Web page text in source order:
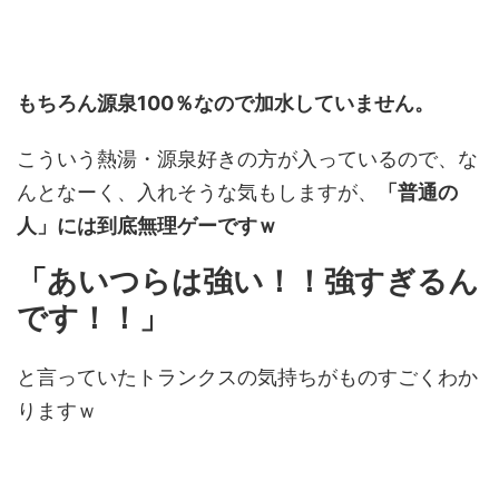
もちろん源泉100％なので加水していません。
こういう熱湯・源泉好きの方が入っているので、な
んとなーく、入れそうな気もしますが、
「普通の
人」には到底無理ゲーですｗ
「あいつらは強い！！強すぎるん
です！！」
と言っていたトランクスの気持ちがものすごくわか
りますｗ